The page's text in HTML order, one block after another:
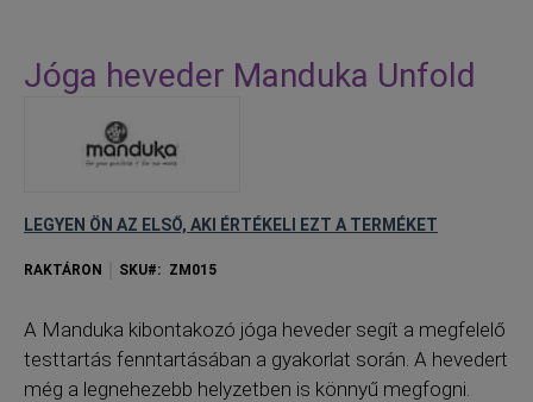
to
the
beginning
gallery
Jóga heveder Manduka Unfold
LEGYEN ÖN AZ ELSŐ, AKI ÉRTÉKELI EZT A TERMÉKET
RAKTÁRON SKU ZM015
A Manduka kibontakozó jóga heveder segít a megfelelő
testtartás fenntartásában a gyakorlat során. A hevedert
még a legnehezebb helyzetben is könnyű megfogni.